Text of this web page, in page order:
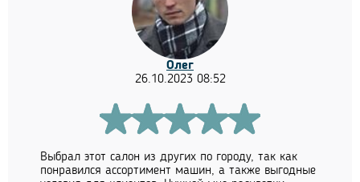
Олег
26.10.2023 08:52
Выбрал этот салон из других по городу, так как
понравился ассортимент машин, а также выгодные